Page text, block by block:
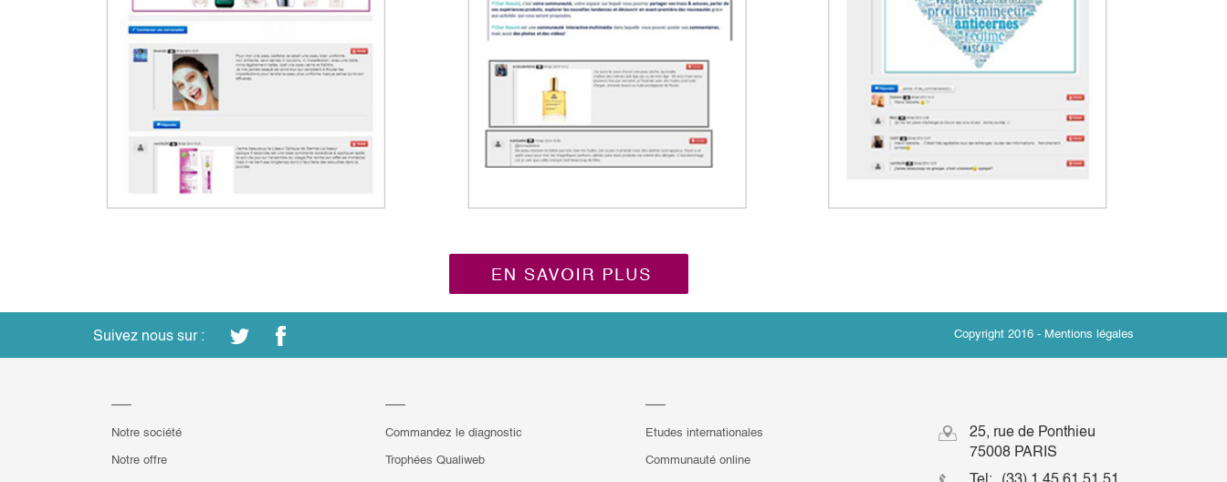
Suivez nous sur : Copyright 2016 - Mentions légales
Notre société
Notre offre
Commandez le diagnostic
Trophées Qualiweb
Etudes internationales
Communauté online
25, rue de Ponthieu
75008 PARIS
Tel:
(33) 1 45 61 51 51